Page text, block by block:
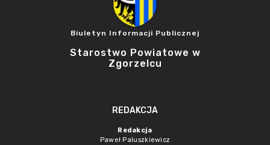
Biuletyn Informacji Publicznej
Starostwo Powiatowe w
Zgorzelcu
REDAKCJA
Redakcja
Paweł Paluszkiewicz